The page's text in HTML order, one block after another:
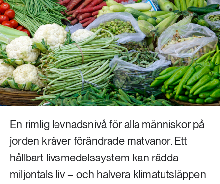
Mat & jordbruk
Skog
Social hållbarhet
Transport
252 ARTIKLAR
Landsbygd
939 ARTIKLAR
Livsstil & konsumtion
612 ARTIKLAR
262 ARTIKLAR
Skog
En rimlig levnadsnivå för alla människor på
jorden kräver förändrade matvanor. Ett
hållbart livsmedelssystem kan rädda
miljontals liv – och halvera klimatutsläppen